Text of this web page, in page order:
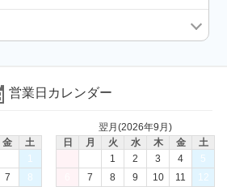
営業日カレンダー
金
土
1
7
8
翌月(2026年9月)
日
月 火 水 木 金
土
1
2 3 4
5
7 8 9 10 11
12